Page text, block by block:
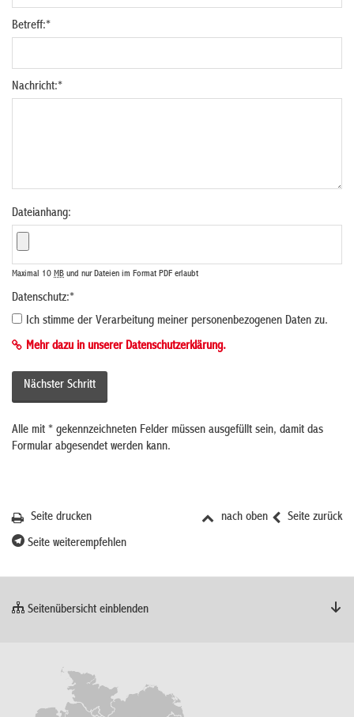
Betreff:*
Nachricht:*
Dateianhang:
Maximal 10 MB und nur Dateien im Format PDF erlaubt
Datenschutz:*
Ich stimme der Verarbeitung meiner personenbezogenen Daten zu.
Mehr dazu in unserer Datenschutzerklärung.
Alle mit * gekennzeichneten Felder müssen ausgefüllt sein, damit das
Formular abgesendet werden kann.
Seite zurück
nach oben
Seite drucken
Seite weiterempfehlen
Seitenübersicht einblenden